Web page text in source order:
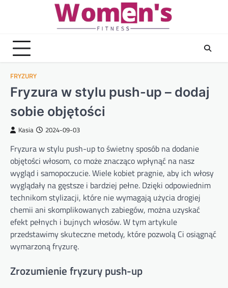
FRYZURY
Fryzura w stylu push-up – dodaj
sobie objętości
Kasia 2024-09-03
Fryzura w stylu push-up to świetny sposób na dodanie
objętości włosom, co może znacząco wpłynąć na nasz
wygląd i samopoczucie. Wiele kobiet pragnie, aby ich włosy
wyglądały na gęstsze i bardziej pełne. Dzięki odpowiednim
technikom stylizacji, które nie wymagają użycia drogiej
chemii ani skomplikowanych zabiegów, można uzyskać
efekt pełnych i bujnych włosów. W tym artykule
przedstawimy skuteczne metody, które pozwolą Ci osiągnąć
wymarzoną fryzurę.
Zrozumienie fryzury push-up